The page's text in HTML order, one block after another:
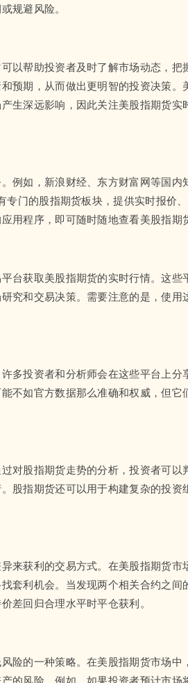
规避风险。
以帮助投资者及时了解市场动态，把
预期，从而做出更明智的投资决策。
生深远影响，因此关注美股指期货实
例如，新浪财经、东方财富网等国内
门的股指期货板块，提供实时报价
用程序，即可随时随地查看美股指期
台获取美股指期货的实时行情。这些
究和交易决策。需要注意的是，使用
多投资者和分析师会在这些平台上分
不如官方数据那么准确和权威，但它
对股指期货走势的分析，投资者可以
股指期货还可以用于构建复杂的投资
来获利的交易方式。在美股指期货市
套利机会。当发现两个相关合约之间
差回归合理水平时平仓获利。
险的一种策略。在美股指期货市场中
的风险。例如，如果投资者预计市场